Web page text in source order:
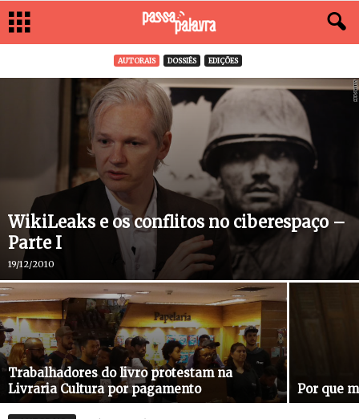
AUTORAIS DOSSIÊS EDIÇÕES
WikiLeaks e os conflitos no ciberespaço –
Parte I
19/12/2010
Trabalhadores do livro protestam na
Livraria Cultura por pagamento
Por que